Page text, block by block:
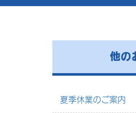
他の
夏季休業のご案内